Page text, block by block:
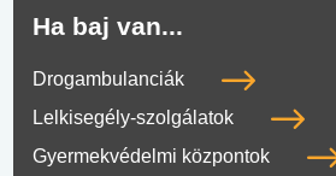
Ha baj van...
Drogambulanciák
Lelkisegély-szolgálatok
Gyermekvédelmi központok